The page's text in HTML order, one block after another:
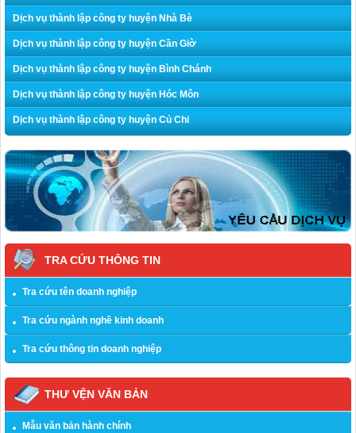
Dịch vụ thành lập công ty huyện Nhà Bè
Dịch vụ thành lập công ty huyện Cần Giờ
Dịch vụ thành lập công ty huyện Bình Chánh
Dịch vụ thành lập công ty huyện Hóc Môn
Dịch vụ thành lập công ty huyện Củ Chi
TRA CỨU THÔNG TIN
Tra cứu tên doanh nghiệp
Tra cứu ngành nghề kinh doanh
Tra cứu thông tin doanh nghiệp
THƯ VỆN VĂN BẢN
Mẫu văn bản hành chính